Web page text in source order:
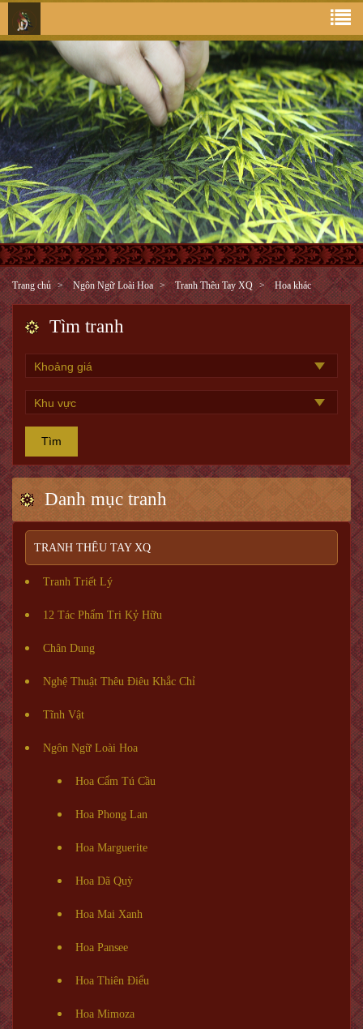
Trang chủ Ngôn Ngữ Loài Hoa Tranh Thêu Tay XQ Hoa khác
Tìm tranh
Tìm
Danh mục tranh
TRANH THÊU TAY XQ
Tranh Triết Lý
12 Tác Phẩm Tri Kỷ Hữu
Chân Dung
Nghệ Thuật Thêu Điêu Khắc Chỉ
Tĩnh Vật
Ngôn Ngữ Loài Hoa
Hoa Cẩm Tú Cầu
Hoa Phong Lan
Hoa Marguerite
Hoa Dã Quỳ
Hoa Mai Xanh
Hoa Pansee
Hoa Thiên Điểu
Hoa Mimoza